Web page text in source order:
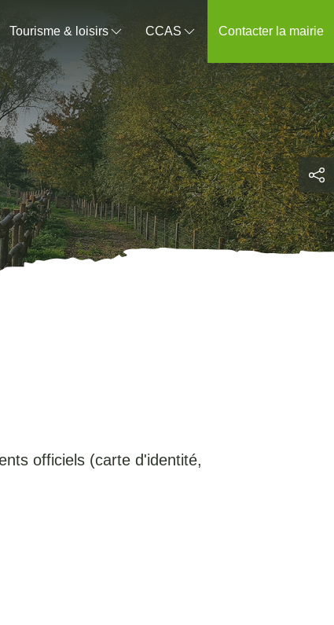
Tourisme & loisirs CCAS Contacter la mairie
officiels (carte d'identité,